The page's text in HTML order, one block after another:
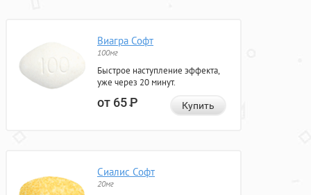
Виагра Софт
100мг
Быстрое наступление эффекта,
уже через 20 минут.
от 65Р Купить
Сиалис Софт
20мг